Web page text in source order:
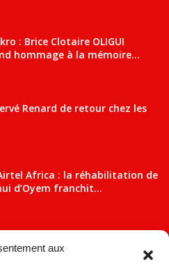
aux
: Brice Clotaire OLIGUI
hommage à la mémoire...
Renard de retour chez les
Africa : la réhabilitation de
d’Oyem franchit...